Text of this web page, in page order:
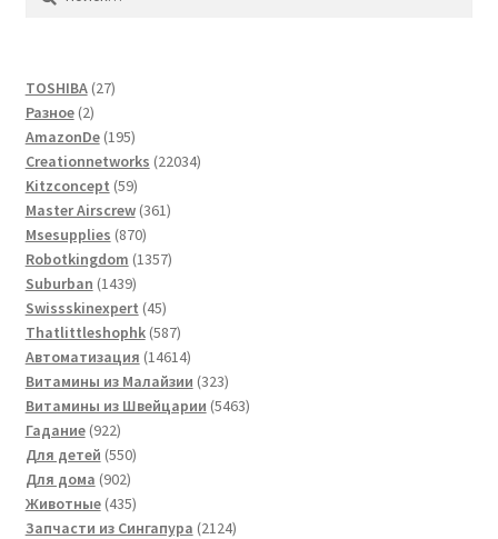
TOSHIBA 2727
Разное 22
товара
AmazonDe 195195
товаров
Creationnetworks 2203422034
Kitzconcept 5959
товаров
Master Airscrew 361361
Msesupplies 870870
товаров
Robotkingdom 13571357
Suburban 14391439
товаров
Swissskinexpert 4545
товаров
Thatlittleshophk 587587
товаров
Автоматизация 1461414614
товаров
Витамины из Малайзии 323323
товара
Витамины из Швейцарии 54635463
Гадание 922922
товара
Для детей 550550
Для дома 902902
товара
Животные 435435
товаров
Запчасти из Сингапура 21242124